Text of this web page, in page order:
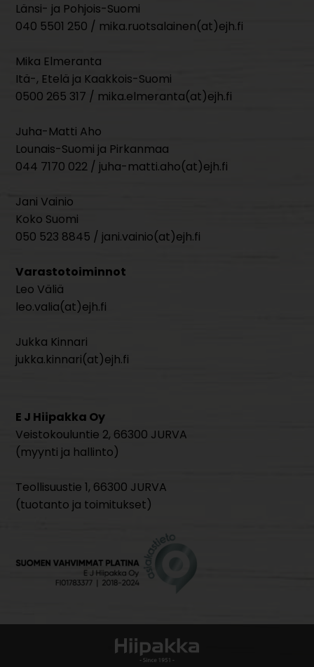
Länsi- ja Pohjois-Suomi
040 5501 250 / mika.ruotsalainen(at)ejh.fi
Mika Elmeranta
Itä-, Etelä ja Kaakkois-Suomi
0500 265 317 / mika.elmeranta(at)ejh.fi
Juha-Matti Aho
Lounais-Suomi ja Pirkanmaa
044 7170 022 / juha-matti.aho(at)ejh.fi
Jani Vainio
Koko Suomi
050 523 8845 / jani.vainio(at)ejh.fi
Varastotoiminnot
Leo Väliä
leo.valia(at)ejh.fi
Jukka Kinnari
jukka.kinnari(at)ejh.fi
E J Hiipakka Oy
Veistokouluntie 2, 66300 JURVA
(myynti ja hallinto)
Teollisuustie 1, 66300 JURVA
(tuotanto ja toimitukset)